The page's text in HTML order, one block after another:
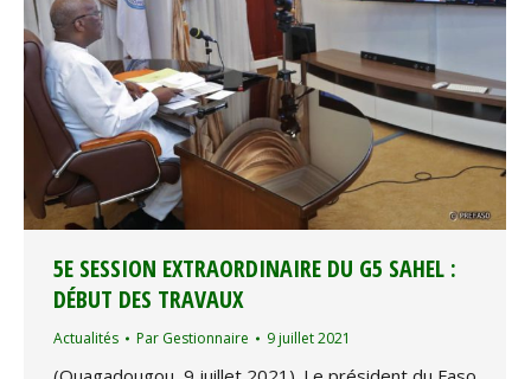
5E SESSION EXTRAORDINAIRE DU G5 SAHEL :
DÉBUT DES TRAVAUX
Actualités Par Gestionnaire 9 juillet 2021